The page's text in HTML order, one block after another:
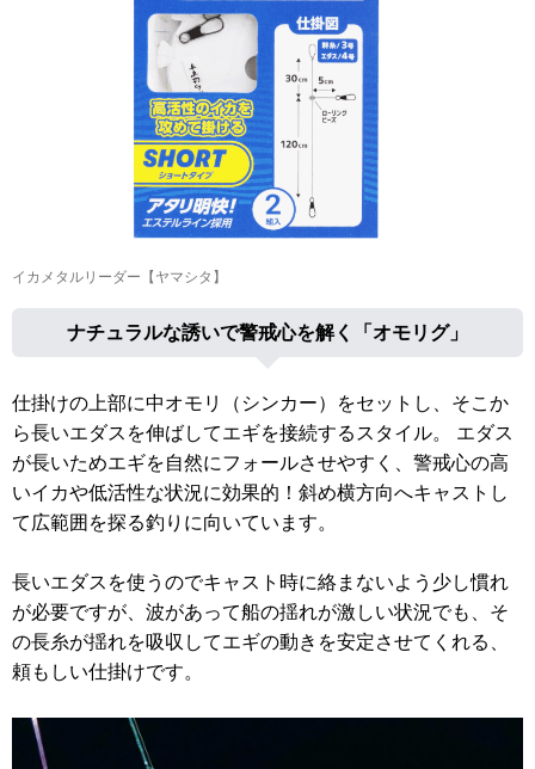
イカメタルリーダー【ヤマシタ】
ナチュラルな誘いで警戒心を解く「オモリグ」
仕掛けの上部に中オモリ（シンカー）をセットし、そこか
ら長いエダスを伸ばしてエギを接続するスタイル。 エダス
が長いためエギを自然にフォールさせやすく、警戒心の高
いイカや低活性な状況に効果的！斜め横方向へキャストし
て広範囲を探る釣りに向いています。
長いエダスを使うのでキャスト時に絡まないよう少し慣れ
が必要ですが、波があって船の揺れが激しい状況でも、そ
の長糸が揺れを吸収してエギの動きを安定させてくれる、
頼もしい仕掛けです。